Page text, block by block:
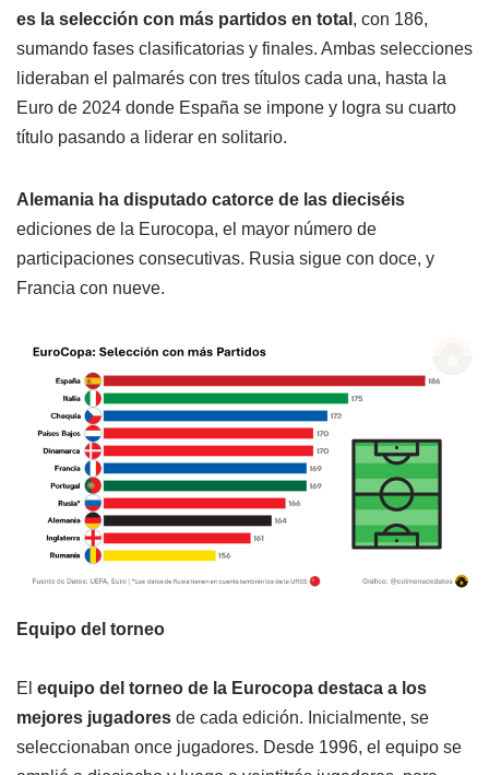
es la selección con más partidos en total , con 186,
sumando fases clasificatorias y finales. Ambas selecciones
lideraban el palmarés con tres títulos cada una, hasta la
Euro de 2024 donde España se impone y logra su cuarto
título pasando a liderar en solitario.
Alemania ha disputado catorce de las dieciséis
ediciones de la Eurocopa, el mayor número de
participaciones consecutivas. Rusia sigue con doce, y
Francia con nueve.
Equipo del torneo
El equipo del torneo de la Eurocopa destaca a los
mejores jugadores de cada edición. Inicialmente, se
seleccionaban once jugadores. Desde 1996, el equipo se